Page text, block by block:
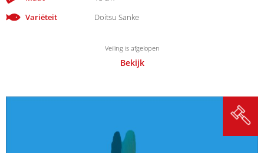
Variëteit
Doitsu Sanke
Veiling is afgelopen
Bekijk